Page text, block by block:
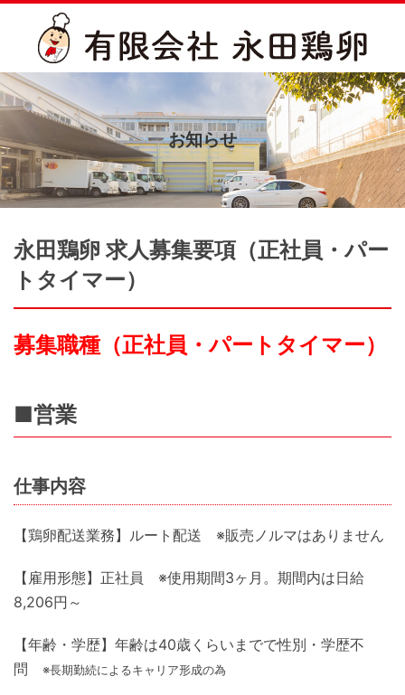
お知らせ
永田鶏卵 求人募集要項（正社員・パー
トタイマー）
募集職種（正社員・パートタイマー）
■営業
仕事内容
【鶏卵配送業務】ルート配送 ※販売ノルマはありません
【雇用形態】正社員 ※使用期間3ヶ月。期間内は日給
8,206円～
【年齢・学歴】年齢は40歳くらいまでで性別・学歴不
問
※長期勤続によるキャリア形成の為